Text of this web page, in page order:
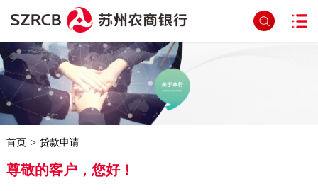
首页 > 贷款申请
尊敬的客户，您好！